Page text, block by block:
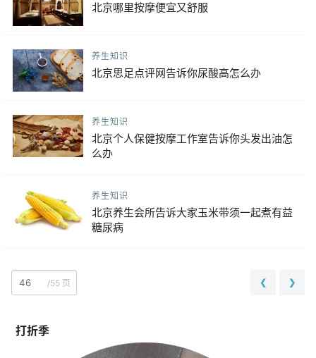
北京哪里按摩便宜又舒服
养生知识
北京思足点评网告诉你尿酸高怎么办
养生知识
北京个人保健按摩工作室告诉你头发出油怎
么办
养生知识
北京养生会所告诉大家玉米带须一起煮有益
糖尿病
/55 页 ❮ ❯
打折季